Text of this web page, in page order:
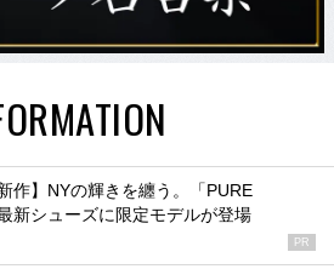
作】NYの輝きを纏う。「PURE
新シューズに限定モデルが登場
PR